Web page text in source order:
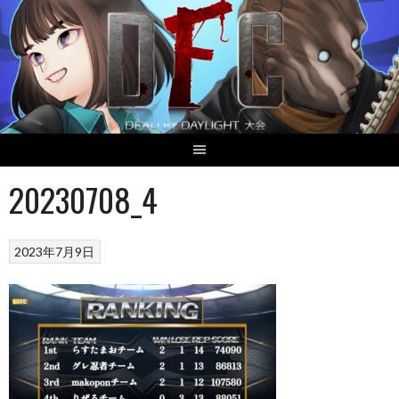
Skip
to
content
20230708_4
2023年7月9日